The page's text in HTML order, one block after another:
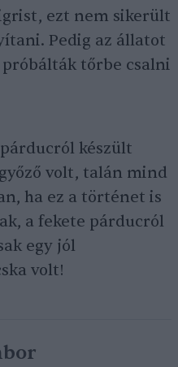
ezt nem sikerült
Pedig az állatot
tőrbe csalni
készült
volt, talán mind
ha ez a történet is
a fekete párducról
egy jól
volt!